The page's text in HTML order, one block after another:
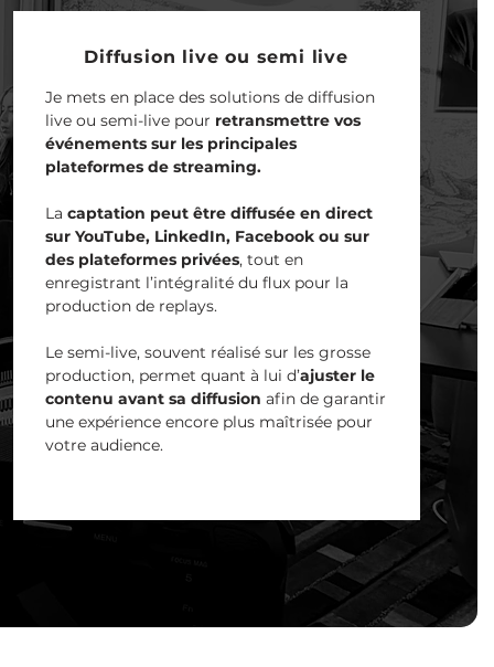
Diffusion live ou semi live
Je mets en place des solutions de diffusion
live ou semi-live pour retransmettre vos
événements sur les principales
plateformes de streaming.
La captation peut être diffusée en direct
sur YouTube, LinkedIn, Facebook ou sur
des plateformes privées, tout en
enregistrant l’intégralité du flux pour la
production de replays.
Le semi-live, souvent réalisé sur les grosse
production, permet quant à lui d’ajuster le
contenu avant sa diffusion afin de garantir
une expérience encore plus maîtrisée pour
votre audience.